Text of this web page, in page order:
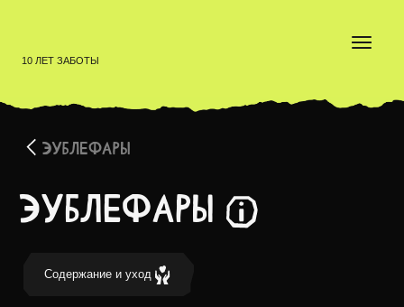
10 ЛЕТ ЗАБОТЫ
ЭУБЛЕФАРЫ
Эублефары
Эублефары — популярная рептилия. Это милые и
Cодержание и уход